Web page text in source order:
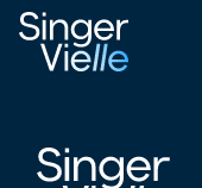
Naz Shah